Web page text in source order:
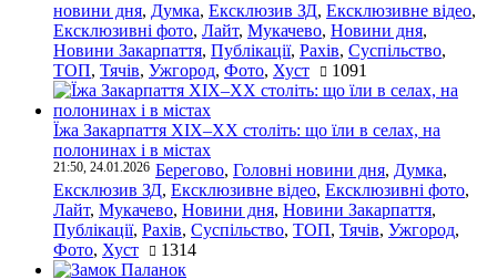
новини дня, Думка, Ексклюзив ЗД, Ексклюзивне відео,
Ексклюзивні фото, Лайт, Мукачево, Новини дня,
Новини Закарпаття, Публікації, Рахів, Суспільство,
ТОП, Тячів, Ужгород, Фото, Хуст 1091
Їжа Закарпаття ХІХ–ХХ століть: що їли в селах, на
полонинах і в містах
21:50, 24.01.2026 Берегово, Головні новини дня, Думка,
Ексклюзив ЗД, Ексклюзивне відео, Ексклюзивні фото,
Лайт, Мукачево, Новини дня, Новини Закарпаття,
Публікації, Рахів, Суспільство, ТОП, Тячів, Ужгород,
Фото, Хуст 1314